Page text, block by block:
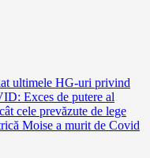
ultimele HG-uri privind
Exces de putere al
cele prevăzute de lege
Moise a murit de Covid